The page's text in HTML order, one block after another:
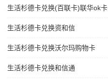
生活杉德卡兑换(百联卡)联华ok卡
生活杉德卡兑换资和信
生活杉德卡兑换沃尔玛购物卡
生活杉德卡兑换和信通